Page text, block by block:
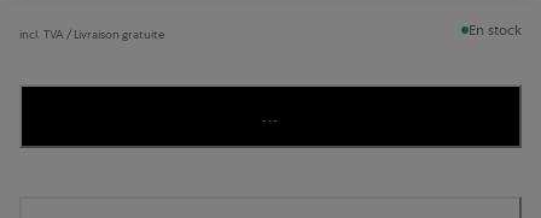
incl. TVA / Livraison gratuite En stock
...